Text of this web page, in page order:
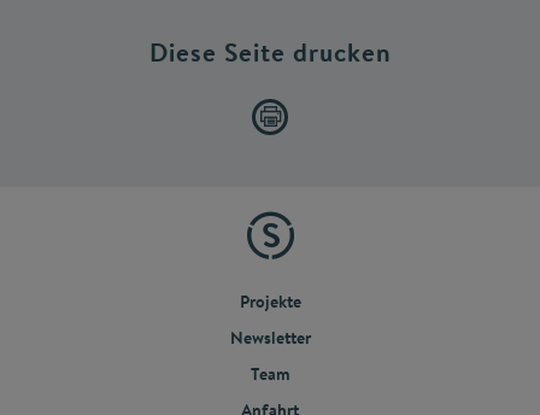
Diese Seite drucken
Projekte
Newsletter
Team
Anfahrt